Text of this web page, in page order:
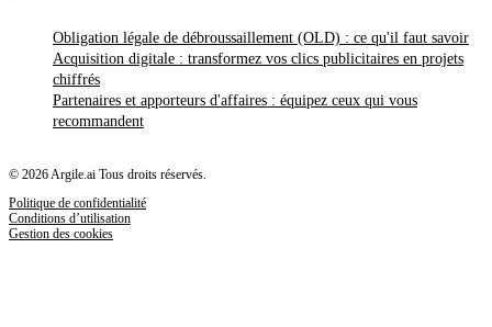
Obligation légale de débroussaillement (OLD) : ce qu'il faut savoir
Acquisition digitale : transformez vos clics publicitaires en projets
chiffrés
Partenaires et apporteurs d'affaires : équipez ceux qui vous
recommandent
© 2026 Argile.ai Tous droits réservés.
Politique de confidentialité
Conditions d’utilisation
Gestion des cookies